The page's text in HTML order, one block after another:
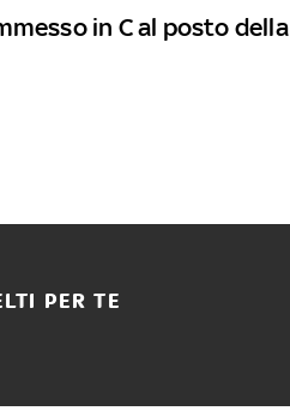
in C al posto della
PER TE